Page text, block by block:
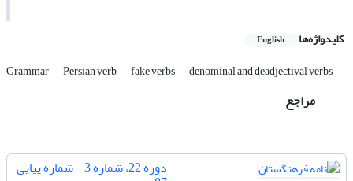
کلیدواژه‌ها English
Grammar Persian verb fake verbs denominal and deadjectival verbs
مراجع
دوره 22، شماره 3 - شماره پیاپی